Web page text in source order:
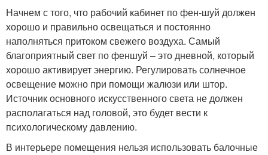
Начнем с того, что рабочий кабинет по фен-шуй должен
хорошо и правильно освещаться и постоянно
наполняться притоком свежего воздуха. Самый
благоприятный свет по феншуй – это дневной, который
хорошо активирует энергию. Регулировать солнечное
освещение можно при помощи жалюзи или штор.
Источник основного искусственного света не должен
располагаться над головой, это будет вести к
психологическому давлению.
В интерьере помещения нельзя использовать балочные